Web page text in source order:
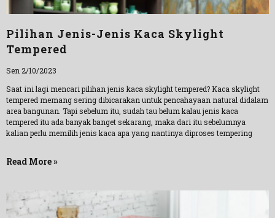
Pilihan Jenis-Jenis Kaca Skylight
Tempered
Sen 2/10/2023
Saat ini lagi mencari pilihan jenis kaca skylight tempered? Kaca skylight
tempered memang sering dibicarakan untuk pencahayaan natural didalam
area bangunan. Tapi sebelum itu, sudah tau belum kalau jenis kaca
tempered itu ada banyak banget sekarang, maka dari itu sebelumnya
kalian perlu memilih jenis kaca apa yang nantinya diproses tempering
Read More »